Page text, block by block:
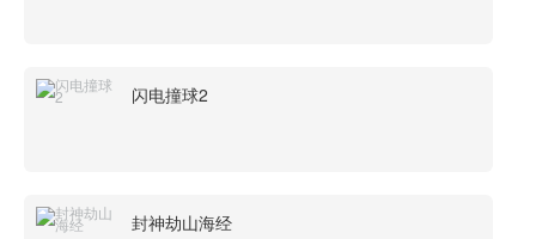
闪电撞球2
封神劫山海经